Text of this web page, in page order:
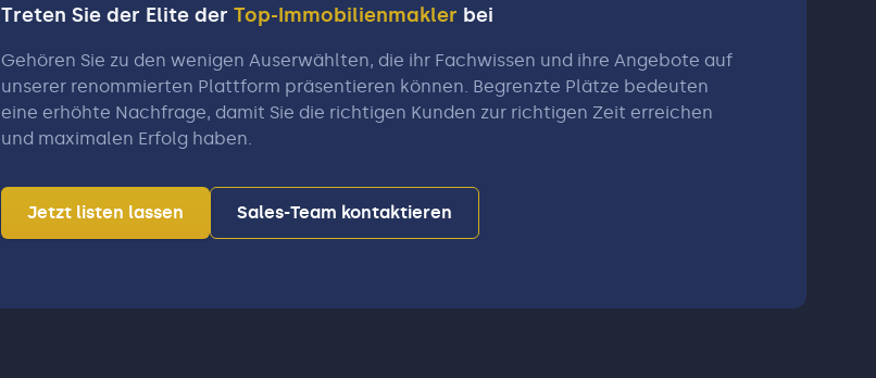
Treten Sie der Elite der Top-Immobilienmakler bei
Gehören Sie zu den wenigen Auserwählten, die ihr Fachwissen und ihre Angebote auf
unserer renommierten Plattform präsentieren können. Begrenzte Plätze bedeuten
eine erhöhte Nachfrage, damit Sie die richtigen Kunden zur richtigen Zeit erreichen
und maximalen Erfolg haben.
Jetzt listen lassen Sales-Team kontaktieren